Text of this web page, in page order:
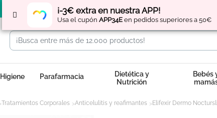
¡-3€ extra en nuestra APP!
Usa el cupón APP34E en pedidos superiores a 50€
Regístratey obtén
Higiene Parafarmacia
Dietética y
Nutrición
Bebés
Tratamientos Corporales Anticelulitis y reafimantes Elifexir Dermo